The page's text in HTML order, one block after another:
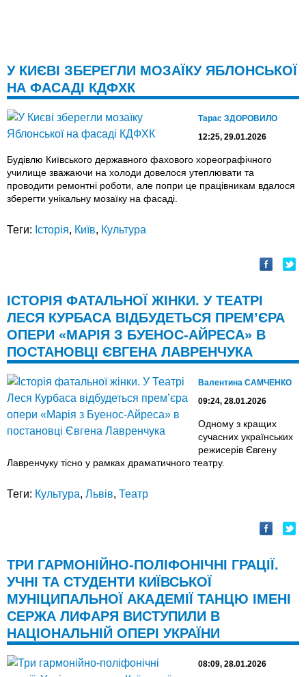
У КИЄВІ ЗБЕРЕГЛИ МОЗАЇКУ ЯБЛОНСЬКОЇ
НА ФАСАДІ КДФХК
Тарас ЗДОРОВИЛО
12:25, 29.01.2026
Будівлю Київського державного фахового хореографічного
училище зважаючи на холоди довелося утеплювати та
проводити ремонтні роботи, але попри це працівникам вдалося
зберегти унікальну мозаїку на фасаді.
Теги: Історія, Київ, Культура
ІСТОРІЯ ФАТАЛЬНОЇ ЖІНКИ. У ТЕАТРІ
ЛЕСЯ КУРБАСА ВІДБУДЕТЬСЯ ПРЕМ’ЄРА
ОПЕРИ «МАРІЯ З БУЕНОС-АЙРЕСА» В
ПОСТАНОВЦІ ЄВГЕНА ЛАВРЕНЧУКА
Валентина САМЧЕНКО
09:24, 28.01.2026
Одному з кращих
сучасних українських
режисерів Євгену
Лавренчуку тісно у рамках драматичного театру.
Теги: Культура, Львів, Театр
ТРИ ГАРМОНІЙНО-ПОЛІФОНІЧНІ ГРАЦІЇ.
УЧНІ ТА СТУДЕНТИ КИЇВСЬКОЇ
МУНІЦИПАЛЬНОЇ АКАДЕМІЇ ТАНЦЮ ІМЕНІ
СЕРЖА ЛИФАРЯ ВИСТУПИЛИ В
НАЦІОНАЛЬНІЙ ОПЕРІ УКРАЇНИ
08:09, 28.01.2026